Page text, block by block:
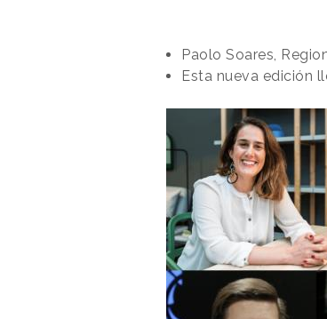
Paolo Soares,
Esta nueva edición